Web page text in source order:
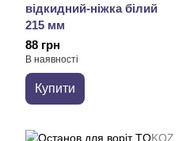
відкидний-ніжка білий
215 мм
88 грн
В наявності
Купити